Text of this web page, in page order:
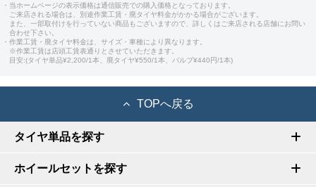
・当ホームページの表示価格は通信販売での購入価格となっております。
ご来店される場合は、別途作業工賃・廃タイヤ料金がかかる場合がございます。
また、一部取付けを行っていない商品もございますので、詳しくはご来店される店舗にお問い
合わせ下さい。
・作業工賃・廃タイヤ料金は、サイズ・車種により異なります。
※作業工賃は店頭工賃表通りとさせていただきます。
目安:(タイヤ単品¥2,200/1本、廃タイヤ¥550/1本、バルブ¥440円/1本)
TOPへ戻る
タイヤ単品を探す
ホイールセットを探す